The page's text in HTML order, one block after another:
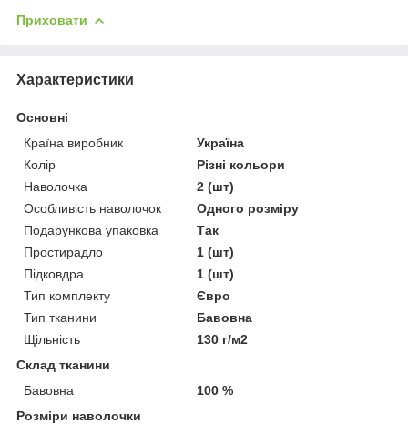
Приховати
Характеристики
Основні
Країна виробник
Україна
Колір
Різні кольори
Наволочка
2 (шт)
Особливість наволочок
Одного розміру
Подарункова упаковка
Так
Простирадло
1 (шт)
Підковдра
1 (шт)
Тип комплекту
Євро
Тип тканини
Бавовна
Щільність
130 г/м2
Склад тканини
Бавовна
100 %
Розміри наволочки